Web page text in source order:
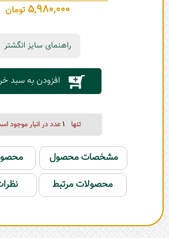
5,980,000 تومان
راهنمای سایز انگشتر
افزودن به سبد
تنها 1 عدد در انبار موجود
مشخصات محصول
محصولات مرتبط